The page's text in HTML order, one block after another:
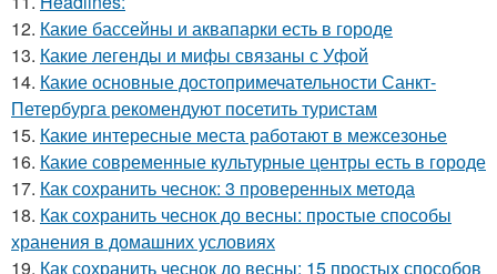
12. Какие бассейны и аквапарки есть в городе
13. Какие легенды и мифы связаны с Уфой
14. Какие основные достопримечательности Санкт-
Петербурга рекомендуют посетить туристам
15. Какие интересные места работают в межсезонье
16. Какие современные культурные центры есть в городе
17. Как сохранить чеснок: 3 проверенных метода
18. Как сохранить чеснок до весны: простые способы
хранения в домашних условиях
19. Как сохранить чеснок до весны: 15 простых способов